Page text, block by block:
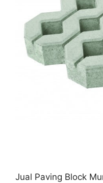
Jual Paving Block